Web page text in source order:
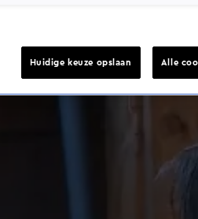
Huidige keuze opslaan Alle